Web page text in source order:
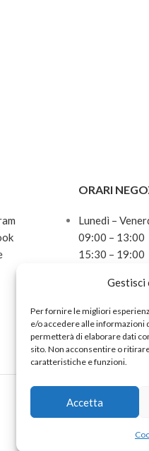
Gestisci
Per fornire le migliori
e/o accedere alle informazioni
permetterà di elaborare dati
sito. Non acconsentire o
caratteristiche e funzioni.
Accetta
ORARI
Lunedì –
09:00 – 13:00
15:30 – 19:00
10:00 – 13:00
Domenica
Chiuso